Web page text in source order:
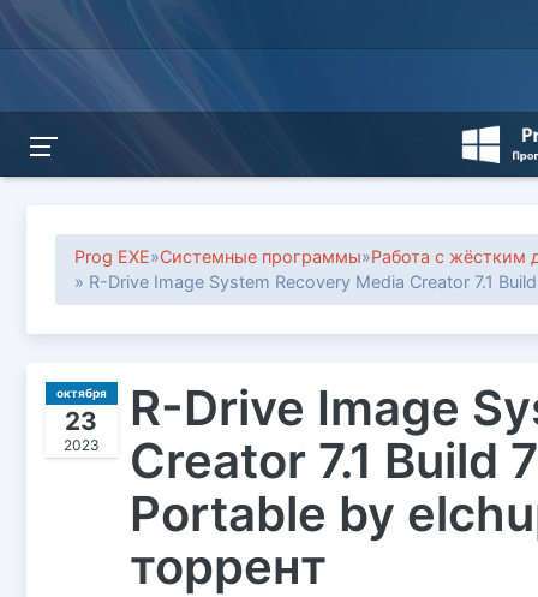
Prog EXE»Системные программы»Работа с жёстким
» R-Drive Image System Recovery Media Creator 7.1
октября
23
2023
R-Drive Image
Creator 7.1 Build
Portable by
торрент